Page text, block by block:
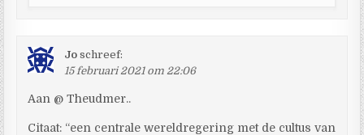
Jo schreef:
15 februari 2021 om 22:06
Aan @ Theudmer..
Citaat: “een centrale wereldregering met de cultus van